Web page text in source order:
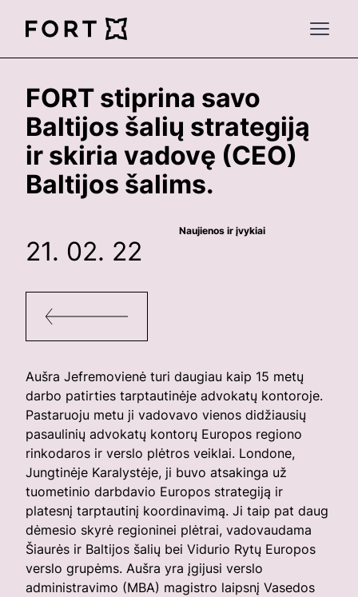
FortLegal
Open
FORT stiprina savo
Baltijos šalių strategiją
ir skiria vadovę (CEO)
Baltijos šalims.
Naujienos ir įvykiai
21. 02. 22
Aušra Jefremovienė turi daugiau kaip 15 metų
darbo patirties tarptautinėje advokatų kontoroje.
Pastaruoju metu ji vadovavo vienos didžiausių
pasaulinių advokatų kontorų Europos regiono
rinkodaros ir verslo plėtros veiklai. Londone,
Jungtinėje Karalystėje, ji buvo atsakinga už
tuometinio darbdavio Europos strategiją ir
platesnį tarptautinį koordinavimą. Ji taip pat daug
dėmesio skyrė regioninei plėtrai, vadovaudama
Šiaurės ir Baltijos šalių bei Vidurio Rytų Europos
verslo grupėms. Aušra yra įgijusi verslo
administravimo (MBA) magistro laipsnį Vasedos